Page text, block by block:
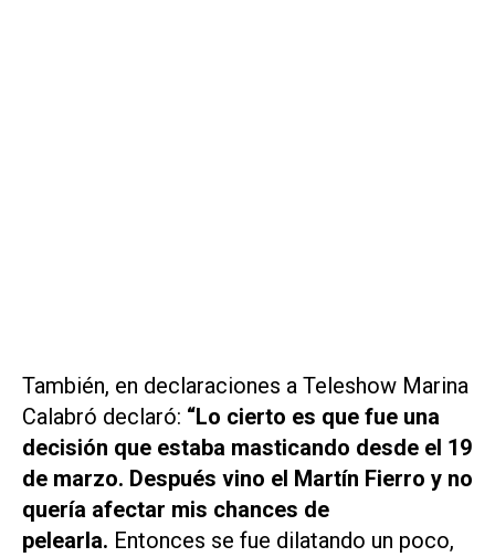
También, en declaraciones a Teleshow Marina
Calabró declaró: “Lo cierto es que fue una
decisión que estaba masticando desde el 19
de marzo. Después vino el Martín Fierro y no
quería afectar mis chances de
pelearla. Entonces se fue dilatando un poco,